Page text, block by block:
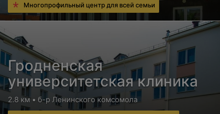
Многопрофильный центр для всей семьи
Гродненская
университетская клиника
2.8 км • б-р Ленинского комсомола